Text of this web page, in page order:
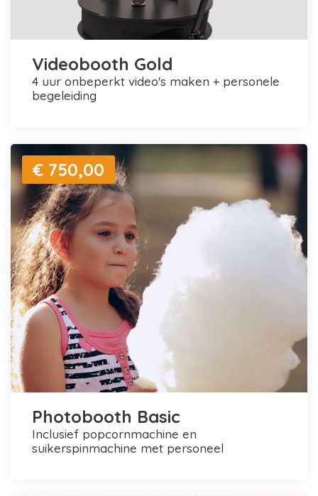
Videobooth Gold
4 uur onbeperkt video's maken + personele
begeleiding
€ 750,00
Photobooth Basic
inclusief popcornmachine en
suikerspinmachine met personeel